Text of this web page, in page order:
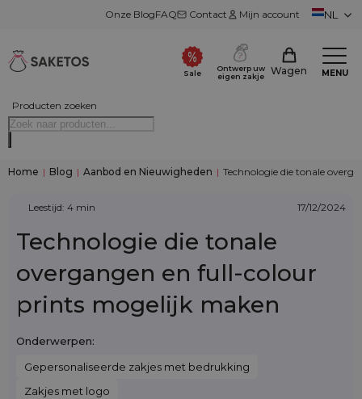
Onze BlogFAQ Contact Mijn account NL
Producten zoeken
Sale
Ontwerp uw
eigen zakje
Wagen MENU
Home | Blog | Aanbod en Nieuwigheden | Technologie die tonale
Leestijd: 4 min 17/12/2024
Technologie die tonale
overgangen en full-colour
prints mogelijk maken
Onderwerpen:
Gepersonaliseerde zakjes met bedrukking
Zakjes met logo